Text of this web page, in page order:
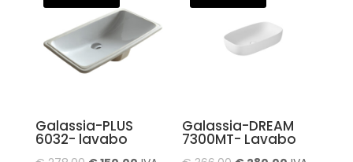
Galassia-PLUS
6032- lavabo
Galassia-DREAM
7300MT- Lavabo